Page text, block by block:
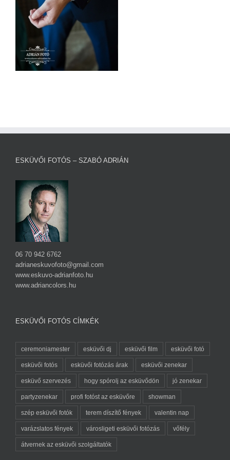
ESKÜVŐI FOTÓS – SZABÓ ADRIÁN
06 70 942 6762
adrianeskuvofoto@gmail.com
www.eskuvo-adrianfoto.hu
www.adriancolors.hu
ESKÜVŐI FOTÓS CÍMKÉK
ceremoniamester esküvői dj esküvői film esküvői fotó
esküvői fotós esküvői fotózás árak esküvői zenekar
esküvő szervezés hogy spórolj az esküvődön jó zenekar
partyzenekar profi fotóst az esküvőre showman
szép esküvői fotók terem díszítő fények valentin nap
varázslatos fények városligeti esküvői fotózás vőfély
átvernek az esküvői szolgáltatók